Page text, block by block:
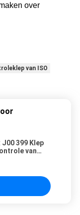
over
van ISO
J00 399 Klep
van